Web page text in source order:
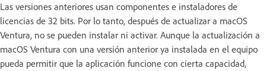
Las versiones anteriores usan componentes e instaladores de
licencias de 32 bits. Por lo tanto, después de actualizar a macOS
Ventura, no se pueden instalar ni activar. Aunque la actualización a
macOS Ventura con una versión anterior ya instalada en el equipo
pueda permitir que la aplicación funcione con cierta capacidad,